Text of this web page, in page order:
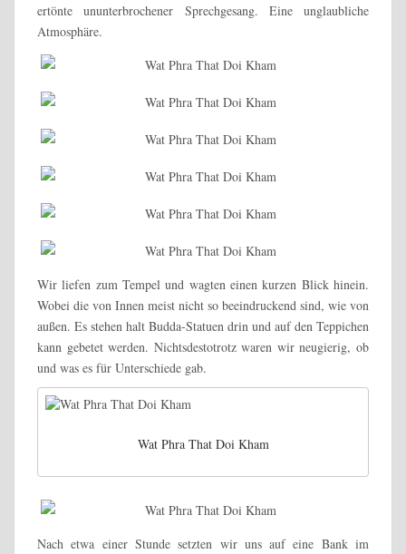
ertönte ununterbrochener Sprechgesang. Eine unglaubliche
Atmosphäre.
Wir liefen zum Tempel und wagten einen kurzen Blick hinein.
Wobei die von Innen meist nicht so beeindruckend sind, wie von
außen. Es stehen halt Budda-Statuen drin und auf den Teppichen
kann gebetet werden. Nichtsdestotrotz waren wir neugierig, ob
und was es für Unterschiede gab.
Wat Phra That Doi Kham
Nach etwa einer Stunde setzten wir uns auf eine Bank im